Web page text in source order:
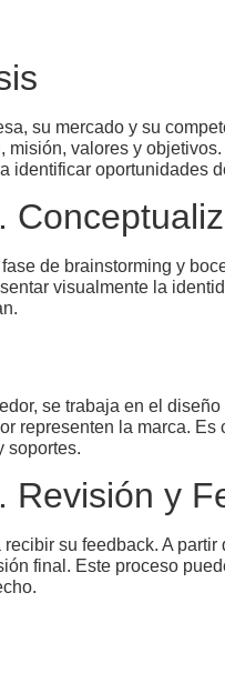
su mercado y su
valores y
identificar oportunidades
de brainstorming y
visualmente la
se trabaja en el
representen la marca. Es
soportes.
Revisión y
su feedback. A partir
final. Este proceso